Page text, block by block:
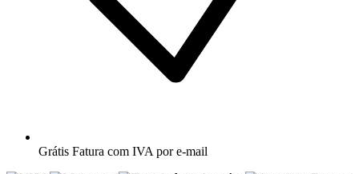
Grátis Fatura com IVA por e-mail